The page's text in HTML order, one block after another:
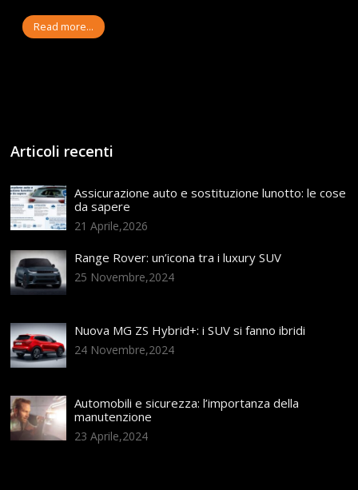
Read more...
Articoli recenti
Assicurazione auto e sostituzione lunotto: le cose
da sapere
21 Aprile,2026
Range Rover: un’icona tra i luxury SUV
25 Novembre,2024
Nuova MG ZS Hybrid+: i SUV si fanno ibridi
24 Novembre,2024
Automobili e sicurezza: l’importanza della
manutenzione
23 Aprile,2024